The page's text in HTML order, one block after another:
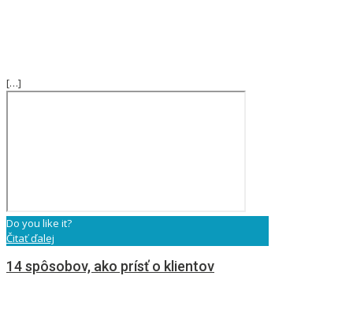
[…]
Do you like it?
Čitať ďalej
14 spôsobov, ako prísť o klientov